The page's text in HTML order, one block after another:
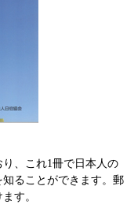
、これ1冊で日本人の
ることができます。郵
す。